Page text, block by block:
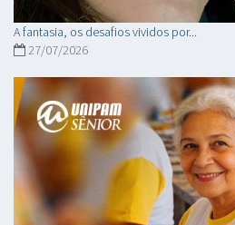
A fantasia, os desafios vividos por...
27/07/2026